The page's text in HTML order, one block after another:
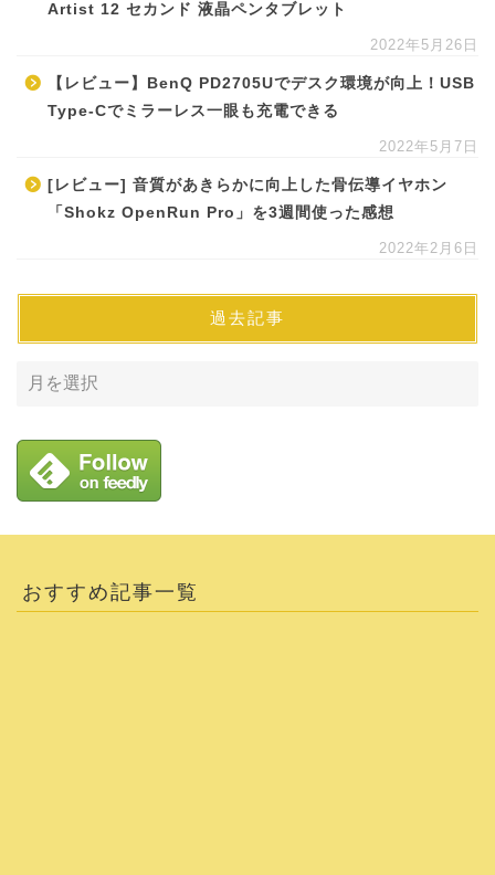
Artist 12 セカンド 液晶ペンタブレット
2022年5月26日
【レビュー】BenQ PD2705Uでデスク環境が向上！USB
Type-Cでミラーレス一眼も充電できる
2022年5月7日
[レビュー] 音質があきらかに向上した骨伝導イヤホン
「Shokz OpenRun Pro」を3週間使った感想
2022年2月6日
過去記事
おすすめ記事一覧